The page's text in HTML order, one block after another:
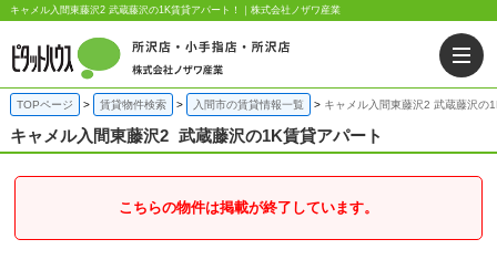
キャメル入間東藤沢2 武蔵藤沢の1K賃貸アパート！｜株式会社ノザワ産業
TOPページ 賃貸物件検索 入間市の賃貸情報一覧 キャメル入間東藤沢2 武蔵藤沢の
キャメル入間東藤沢2 武蔵藤沢の1K賃貸アパート
こちらの物件は掲載が終了しています。